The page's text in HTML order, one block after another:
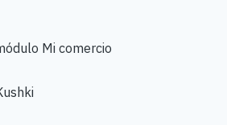
Mi comercio